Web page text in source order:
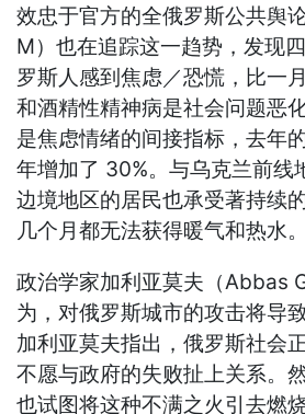
效忠于官方的全俄罗斯公共舆
M）也在追踪这一趋势，发现
罗斯人感到焦虑／恐慌，比一
和酒精性精神病是社会问题恶
是焦虑情绪的间接指标，去年
年增加了 30%。与乌克兰前线
边境地区的居民也承受著持续
几个月都无法获得暖气和热水。
政治学家加利亚莫夫（Abbas
为，对俄罗斯城市的攻击将导
加利亚莫夫指出，俄罗斯社会
不愿与政府的失败扯上关系。
也试图将这种不满之火引去燃